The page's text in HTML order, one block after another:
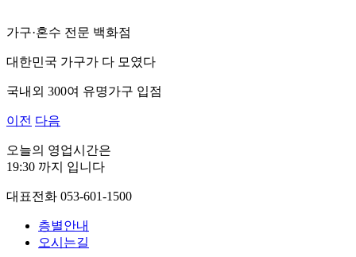
가구·혼수 전문 백화점
대한민국 가구가 다 모였다
국내외 300여 유명가구 입점
이전 다음
오늘의 영업시간은
19:30 까지 입니다
대표전화 053-601-1500
층별안내
오시는길